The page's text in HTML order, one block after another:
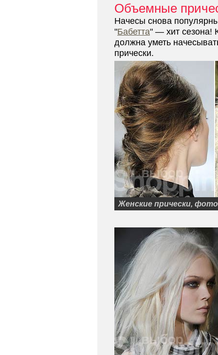
Объемные
Начесы снова
"Бабетта" — хит сезона!
должна уметь
прически.
Женские прически, фото